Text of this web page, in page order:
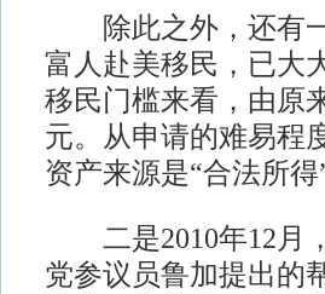
除此之外，还有一
富人赴美移民，已大
移民门槛来看，由原
元。从申请的难易程
资产来源是“合法所
二是2010年12月，
党参议员鲁加提出的